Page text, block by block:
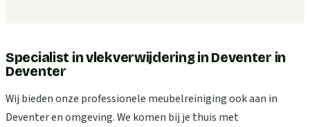
Specialist in vlekverwijdering in Deventer in
Deventer
Wij bieden onze professionele meubelreiniging ook aan in
Deventer en omgeving. We komen bij je thuis met